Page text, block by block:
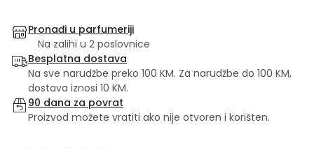
Pronađi u parfumeriji
Na zalihi u 2 poslovnice
Besplatna dostava
Na sve narudžbe preko 100 KM. Za narudžbe do 100 KM,
dostava iznosi 10 KM.
90 dana za povrat
Proizvod možete vratiti ako nije otvoren i korišten.